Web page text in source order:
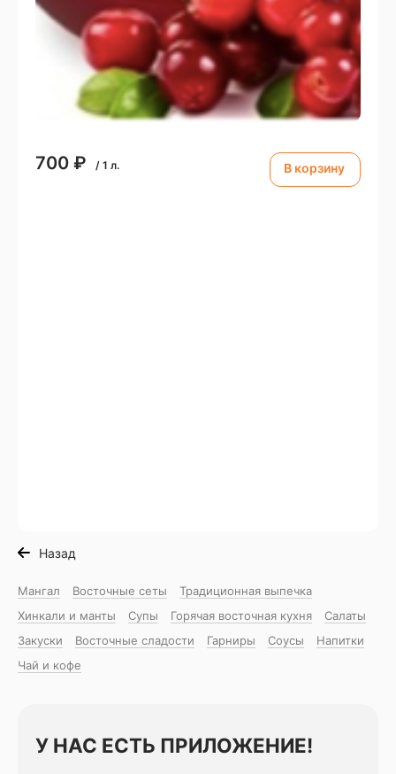
700 ₽ / 1 л. В корзину
Назад
Мангал Восточные сеты
Традиционная выпечка
Хинкали и манты
Супы Горячая восточная куxня
Салаты
Закуски
Восточные сладости Гарниры Соусы
Напитки
Чай и кофе
У НАС ЕСТЬ ПРИЛОЖЕНИЕ!